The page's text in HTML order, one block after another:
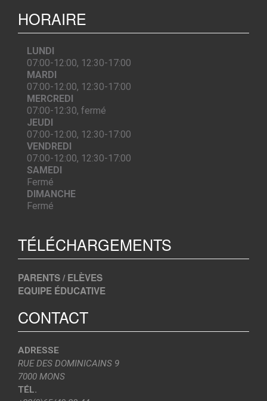
HORAIRE
LUNDI
07:00-12:00, 12:30-17:00
MARDI
07:00-12:00, 12:30-17:00
MERCREDI
07:00-12:30, fermé
JEUDI
07:00-12:00, 12:30-17:00
VENDREDI
07:00-12:00, 12:30-17:00
SAMEDI
Fermé
DIMANCHE
Fermé
TÉLÉCHARGEMENTS
PARENTS / ELÈVES
EQUIPE ÉDUCATIVE
CONTACT
ADRESSE
RUE DES DOMINICAINS 9
7000 MONS
TÉL.